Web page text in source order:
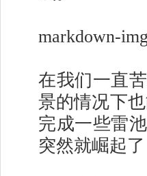
markdown-img
在我们一直
景的情况下
完成一些雷
突然就崛起